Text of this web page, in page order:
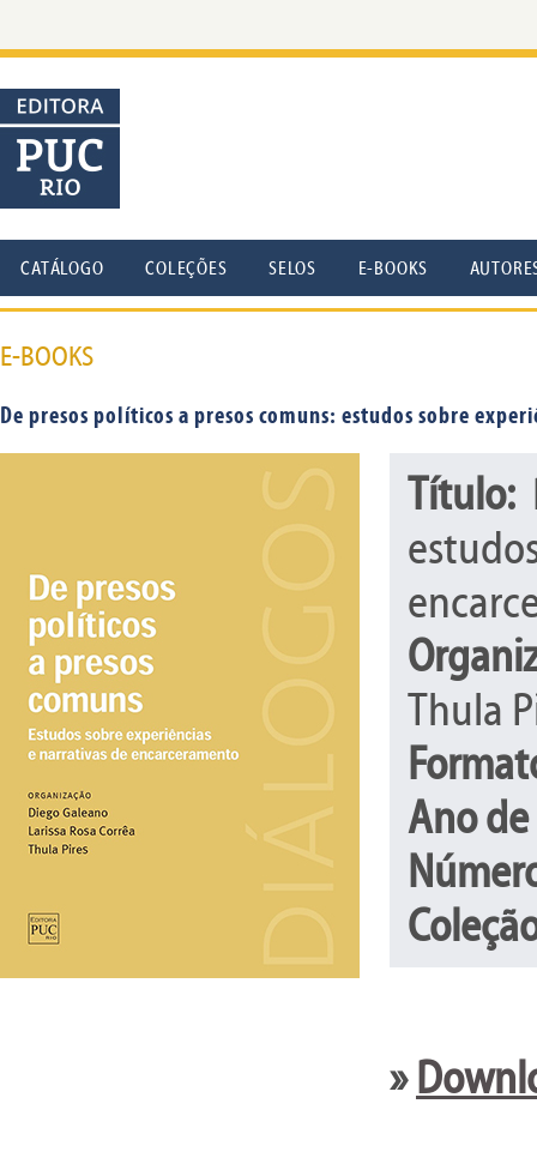
CATÁLOGO COLEÇÕES SELOS E-BOOKS
E-BOOKS
De presos políticos a presos comuns: estudos sobre
Título:
Thula
Ano
»